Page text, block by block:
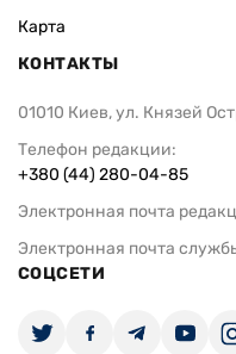
Карта
КОНТАКТЫ
01010 Киев, ул. Князей
Телефон редакции:
+380 (44) 280-04-85
Электронная почта
Электронная почта
СОЦСЕТИ